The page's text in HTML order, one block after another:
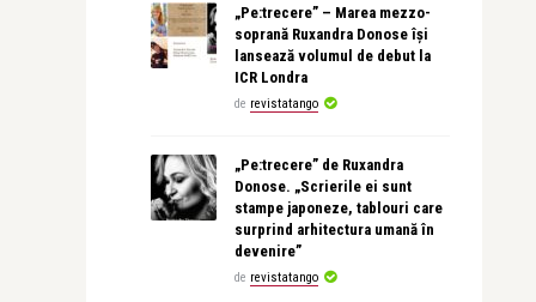
„Pe:trecere” – Marea mezzo-
soprană Ruxandra Donose își
lansează volumul de debut la
ICR Londra
de revistatango
„Pe:trecere” de Ruxandra
Donose. „Scrierile ei sunt
stampe japoneze, tablouri care
surprind arhitectura umană în
devenire”
de revistatango